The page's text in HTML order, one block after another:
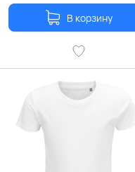
В корзину